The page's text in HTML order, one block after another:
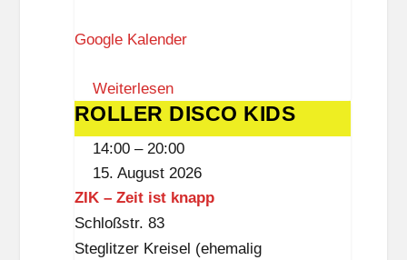
i
t
h
e
k
(
D
a
i
K
i
n
Google Kalender
Weiterlesen
ROLLER
DISCO
KIDS
ROLLER DISCO KIDS
14:00 – 20:00
15. August 2026
ZIK – Zeit ist knapp
Schloßstr. 83
Steglitzer Kreisel (ehemalig